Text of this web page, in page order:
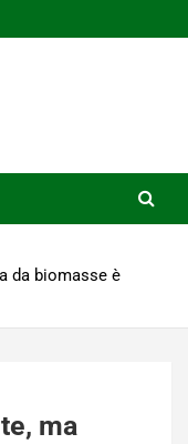
da biomasse è
ma